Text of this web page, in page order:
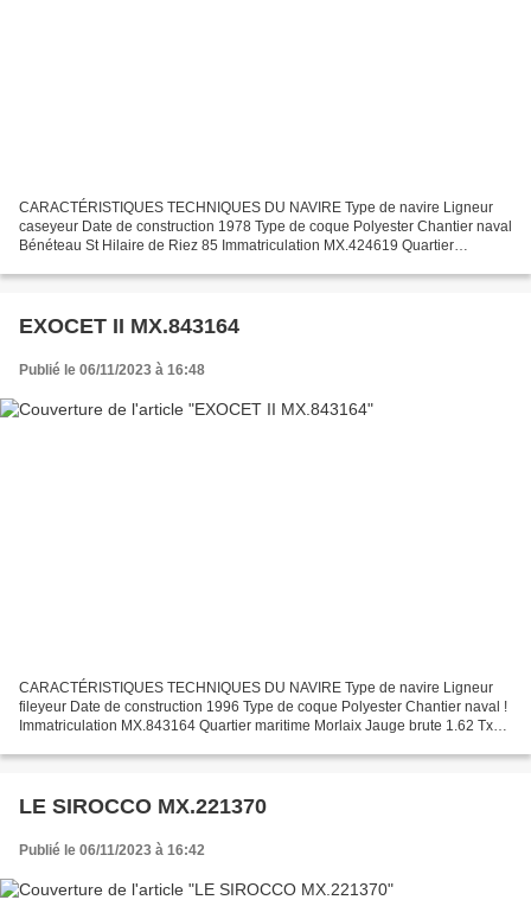
CARACTÉRISTIQUES TECHNIQUES DU NAVIRE Type de navire Ligneur
caseyeur Date de construction 1978 Type de coque Polyester Chantier naval
Bénéteau St Hilaire de Riez 85 Immatriculation MX.424619 Quartier
EXOCET II MX.843164
Publié le 06/11/2023 à 16:48
CARACTÉRISTIQUES TECHNIQUES DU NAVIRE Type de navire Ligneur
fileyeur Date de construction 1996 Type de coque Polyester Chantier naval !
Immatriculation MX.843164 Quartier maritime Morlaix Jauge brute 1.62 Tx
LE SIROCCO MX.221370
Publié le 06/11/2023 à 16:42